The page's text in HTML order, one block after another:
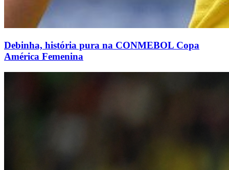
Debinha, história pura na CONMEBOL Copa
América Femenina